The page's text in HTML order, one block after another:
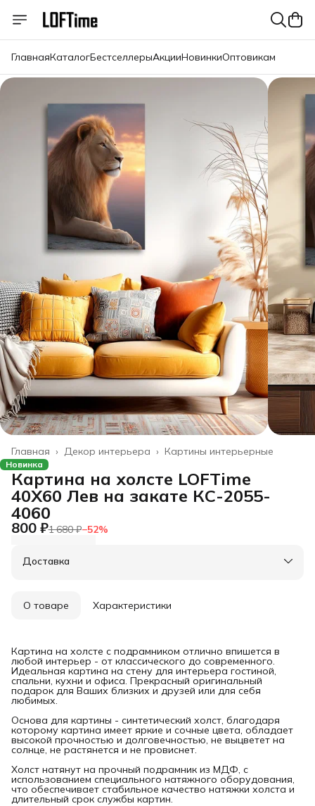
ГлавнаяКаталогБестселлерыАкцииНовинкиОптовикам
Картины интерьерные
Декор интерьера ›
Главная ›
Новинка
Картина на холсте LOFTime
40Х60 Лев на закате КС-2055-
4060
800 ₽1 680 ₽−52%
Доставка
О товаре Характеристики
Картина на холсте с подрамником отлично впишется в
любой интерьер - от классического до современного.
Идеальная картина на стену для интерьера гостиной,
спальни, кухни и офиса. Прекрасный оригинальный
подарок для Ваших близких и друзей или для себя
любимых.
Основа для картины - синтетический холст, благодаря
которому картина имеет яркие и сочные цвета, обладает
высокой прочностью и долговечностью, не выцветет на
солнце, не растянется и не провиснет.
Холст натянут на прочный подрамник из МДФ, с
использованием специального натяжного оборудования,
что обеспечивает стабильное качество натяжки холста и
длительный срок службы картин.